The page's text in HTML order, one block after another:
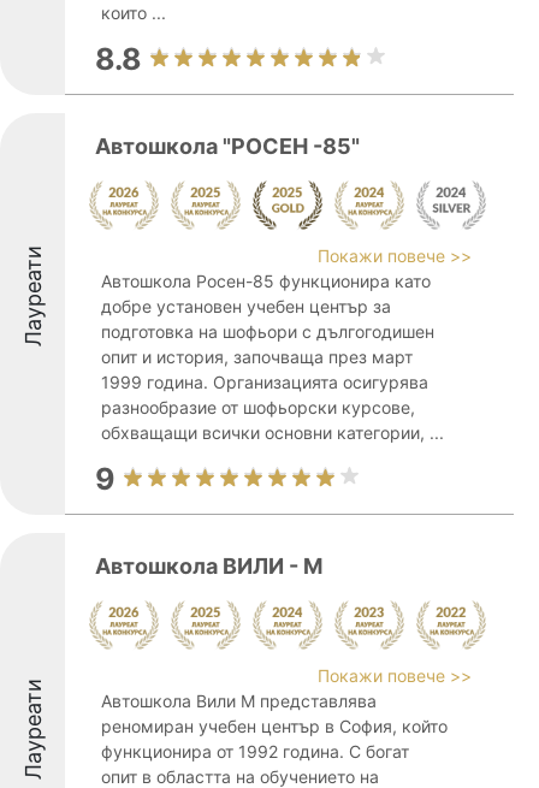
които ...
8.8
Лауреати
Автошкола "РОСЕН -85"
Покажи повече >>
Автошкола Росен-85 функционира като
добре установен учебен център за
подготовка на шофьори с дългогодишен
опит и история, започваща през март
1999 година. Организацията осигурява
разнообразие от шофьорски курсове,
обхващащи всички основни категории, ...
9
Лауреати
Автошкола ВИЛИ - М
Покажи повече >>
Автошкола Вили М представлява
реномиран учебен център в София, който
функционира от 1992 година. С богат
опит в областта на обучението на